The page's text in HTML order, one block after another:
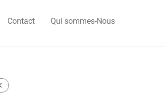
Contact Qui sommes-Nous